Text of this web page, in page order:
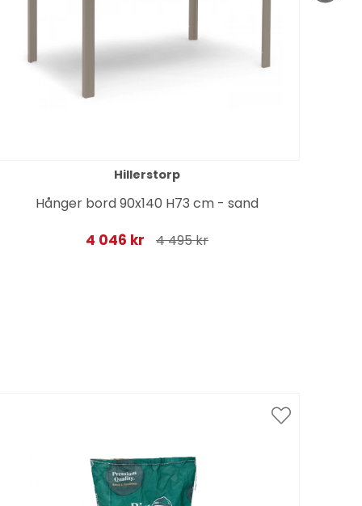
Hillerstorp
Hånger bord 90x140 H73 cm - sand
4 046 kr 4 495 kr